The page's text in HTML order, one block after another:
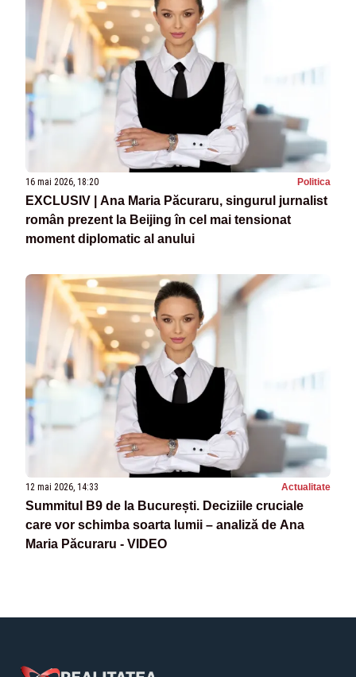
16 mai 2026, 18:20 Politica
EXCLUSIV | Ana Maria Păcuraru, singurul jurnalist
român prezent la Beijing în cel mai tensionat
moment diplomatic al anului
12 mai 2026, 14:33 Actualitate
Summitul B9 de la București. Deciziile cruciale
care vor schimba soarta lumii – analiză de Ana
Maria Păcuraru - VIDEO